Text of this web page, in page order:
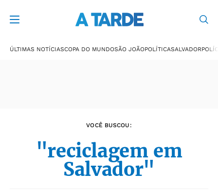
ÚLTIMAS NOTÍCIASCOPA DO MUNDOSÃO JOÃOPOLÍTICASALVADOR
VOCÊ BUSCOU:
"reciclagem em
Salvador"